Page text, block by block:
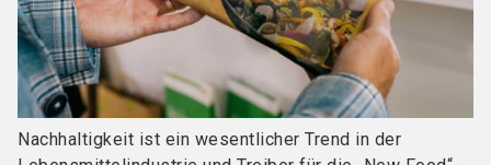
Nachhaltigkeit ist ein wesentlicher Trend in der